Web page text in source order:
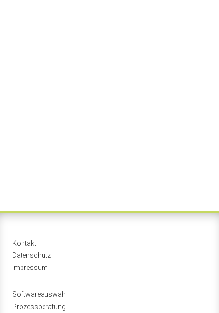
Kontakt
Datenschutz
Impressum
Softwareauswahl
Prozessberatung